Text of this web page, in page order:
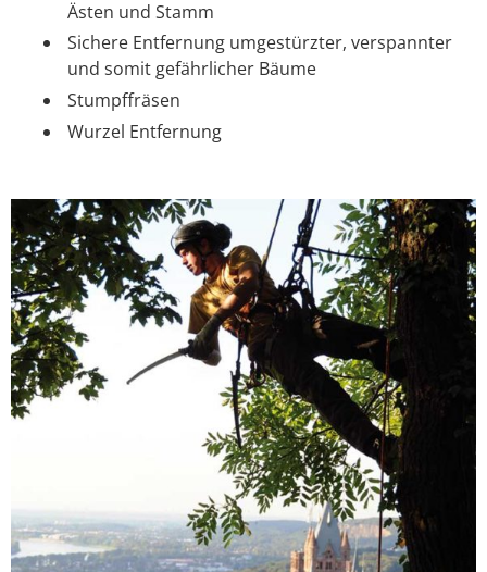
Ästen und Stamm
Sichere Entfernung umgestürzter, verspannter
und somit gefährlicher Bäume
Stumpffräsen
Wurzel Entfernung